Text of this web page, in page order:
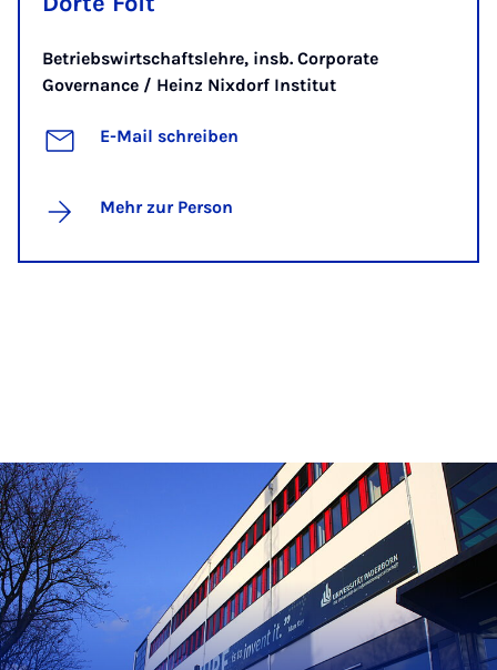
Betriebswirtschaftslehre, insb. Corporate
Governance / Heinz Nixdorf Institut
E-Mail schreiben
Mehr zur Person